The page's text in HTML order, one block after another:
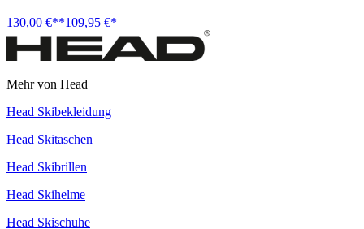
130,00 €**109,95 €*
Mehr von Head
Head Skibekleidung
Head Skitaschen
Head Skibrillen
Head Skihelme
Head Skischuhe